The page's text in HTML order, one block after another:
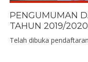
PENGUMUMAN
TAHUN 2019/2020
Telah dibuka